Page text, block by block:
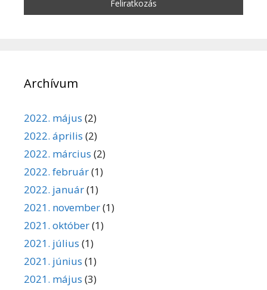
Archívum
2022. május (2)
2022. április (2)
2022. március (2)
2022. február(1)
2022. január(1)
2021. november(1)
2021. október(1)
2021. július (1)
2021. június (1)
2021. május (3)